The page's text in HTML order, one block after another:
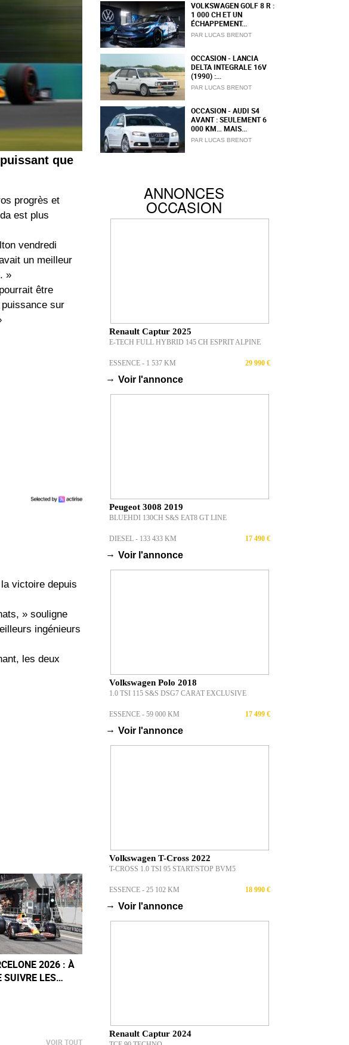
que
progrès et
est plus
vendredi
un meilleur
»
être
sur
victoire depuis
» souligne
ingénieurs
les deux
2026 : À
SUIVRE LES
VOIR TOUT
VOLKSWAGEN GOLF 8 R :
1 000 CH ET UN
ÉCHAPPEMENT...
PAR LUCAS BRENOT
OCCASION - LANCIA
DELTA INTEGRALE 16V
(1990) :...
PAR LUCAS BRENOT
OCCASION - AUDI S4
AVANT : SEULEMENT 6
000 KM… MAIS...
PAR LUCAS BRENOT
ANNONCES
OCCASION
Renault Captur 2025
E-TECH FULL HYBRID 145 CH ESPRIT ALPINE
ESSENCE - 1 537 KM 29 990 €
→ Voir l'annonce
Peugeot 3008 2019
BLUEHDI 130CH S&S EAT8 GT LINE
DIESEL - 133 433 KM 17 490 €
→ Voir l'annonce
Volkswagen Polo 2018
1.0 TSI 115 S&S DSG7 CARAT EXCLUSIVE
ESSENCE - 59 000 KM 17 499 €
→ Voir l'annonce
Volkswagen T-Cross 2022
T-CROSS 1.0 TSI 95 START/STOP BVM5
ESSENCE - 25 102 KM 18 990 €
→ Voir l'annonce
Renault Captur 2024